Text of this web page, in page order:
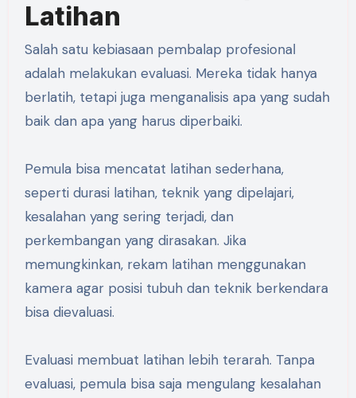
Latihan
Salah satu kebiasaan pembalap profesional
adalah melakukan evaluasi. Mereka tidak hanya
berlatih, tetapi juga menganalisis apa yang sudah
baik dan apa yang harus diperbaiki.
Pemula bisa mencatat latihan sederhana,
seperti durasi latihan, teknik yang dipelajari,
kesalahan yang sering terjadi, dan
perkembangan yang dirasakan. Jika
memungkinkan, rekam latihan menggunakan
kamera agar posisi tubuh dan teknik berkendara
bisa dievaluasi.
Evaluasi membuat latihan lebih terarah. Tanpa
evaluasi, pemula bisa saja mengulang kesalahan